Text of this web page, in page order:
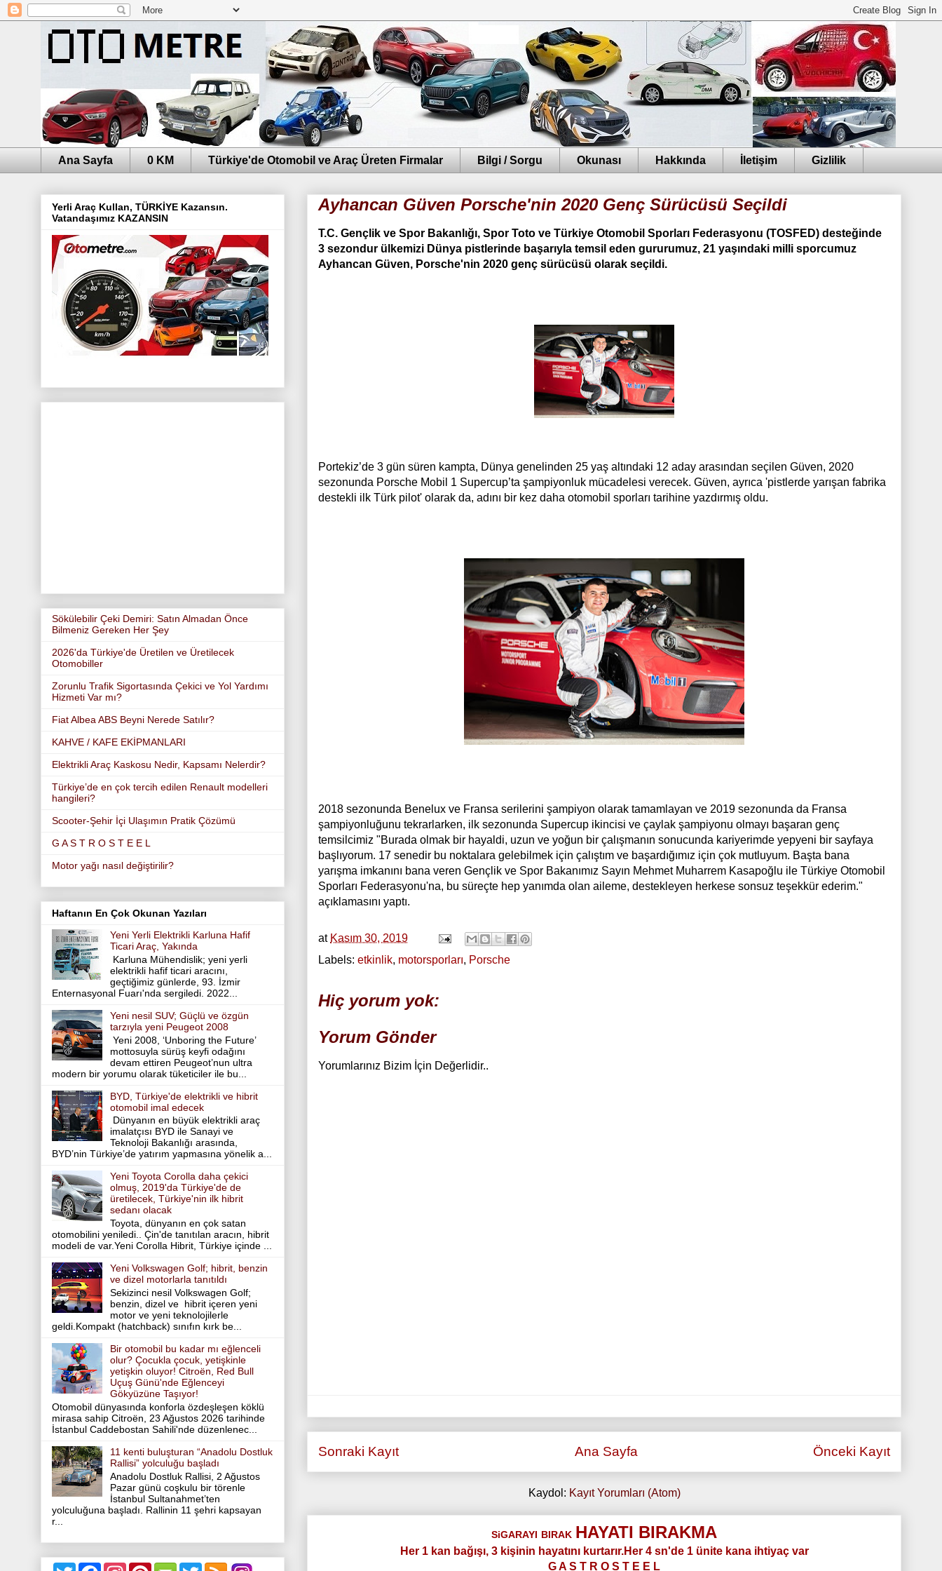
Ana Sayfa 0 KM Türkiye'de Otomobil ve Araç Üreten Firmalar Bilgi / Sorgu Okunası Hakkında İletişim Gizlilik
Ayhancan Güven Porsche'nin 2020 Genç Sürücüsü Seçildi
T.C. Gençlik ve Spor Bakanlığı, Spor Toto ve Türkiye Otomobil Sporları Federasyonu (TOSFED) desteğinde
3 sezondur ülkemizi Dünya pistlerinde başarıyla temsil eden gururumuz, 21 yaşındaki milli sporcumuz
Ayhancan Güven, Porsche'nin 2020 genç sürücüsü olarak seçildi.
Portekiz’de 3 gün süren kampta, Dünya genelinden 25 yaş altındaki 12 aday arasından seçilen Güven, 2020
sezonunda Porsche Mobil 1 Supercup’ta şampiyonluk mücadelesi verecek. Güven, ayrıca 'pistlerde yarışan fabrika
destekli ilk Türk pilot' olarak da, adını bir kez daha otomobil sporları tarihine yazdırmış oldu.
2018 sezonunda Benelux ve Fransa serilerini şampiyon olarak tamamlayan ve 2019 sezonunda da Fransa
şampiyonluğunu tekrarlarken, ilk sezonunda Supercup ikincisi ve çaylak şampiyonu olmayı başaran genç
temsilcimiz "Burada olmak bir hayaldi, uzun ve yoğun bir çalışmanın sonucunda kariyerimde yepyeni bir sayfaya
başlıyorum. 17 senedir bu noktalara gelebilmek için çalıştım ve başardığımız için çok mutluyum. Başta bana
yarışma imkanını bana veren Gençlik ve Spor Bakanımız Sayın Mehmet Muharrem Kasapoğlu ile Türkiye Otomobil
Sporları Federasyonu'na, bu süreçte hep yanımda olan aileme, destekleyen herkese sonsuz teşekkür ederim."
açıklamasını yaptı.
at Kasım 30, 2019
Labels: etkinlik, motorsporları, Porsche
Hiç yorum yok:
Yorum Gönder
Yorumlarınız Bizim İçin Değerlidir..
Sonraki Kayıt Önceki Kayıt
Ana Sayfa
Kaydol: Kayıt Yorumları (Atom)
SiGARAYI BIRAK HAYATI BIRAKMA
Her 1 kan bağışı, 3 kişinin hayatını kurtarır.Her 4 sn'de 1 ünite kana ihtiyaç var
G A S T R O S T E E L
Yerli Araç Kullan, TÜRKİYE Kazansın.
Vatandaşımız KAZANSIN
Sökülebilir Çeki Demiri: Satın Almadan Önce
Bilmeniz Gereken Her Şey
2026'da Türkiye'de Üretilen ve Üretilecek
Otomobiller
Zorunlu Trafik Sigortasında Çekici ve Yol Yardımı
Hizmeti Var mı?
Fiat Albea ABS Beyni Nerede Satılır?
KAHVE / KAFE EKİPMANLARI
Elektrikli Araç Kaskosu Nedir, Kapsamı Nelerdir?
Türkiye’de en çok tercih edilen Renault modelleri
hangileri?
Scooter-Şehir İçi Ulaşımın Pratik Çözümü
G A S T R O S T E E L
Motor yağı nasıl değiştirilir?
Haftanın En Çok Okunan Yazıları
Yeni Yerli Elektrikli Karluna Hafif
Ticari Araç, Yakında
Karluna Mühendislik; yeni yerli
elektrikli hafif ticari aracını,
geçtiğimiz günlerde, 93. İzmir
Enternasyonal Fuarı'nda sergiledi. 2022...
Yeni nesil SUV; Güçlü ve özgün
tarzıyla yeni Peugeot 2008
Yeni 2008, ‘Unboring the Future’
mottosuyla sürüş keyfi odağını
devam ettiren Peugeot’nun ultra
modern bir yorumu olarak tüketiciler ile bu...
BYD, Türkiye'de elektrikli ve hibrit
otomobil imal edecek
Dünyanın en büyük elektrikli araç
imalatçısı BYD ile Sanayi ve
Teknoloji Bakanlığı arasında,
BYD’nin Türkiye’de yatırım yapmasına yönelik a...
Yeni Toyota Corolla daha çekici
olmuş, 2019'da Türkiye'de de
üretilecek, Türkiye'nin ilk hibrit
sedanı olacak
Toyota, dünyanın en çok satan
otomobilini yeniledi.. Çin'de tanıtılan aracın, hibrit
modeli de var.Yeni Corolla Hibrit, Türkiye içinde ...
Yeni Volkswagen Golf; hibrit, benzin
ve dizel motorlarla tanıtıldı
Sekizinci nesil Volkswagen Golf;
benzin, dizel ve hibrit içeren yeni
motor ve yeni teknolojilerle
geldi.Kompakt (hatchback) sınıfın kırk be...
Bir otomobil bu kadar mı eğlenceli
olur? Çocukla çocuk, yetişkinle
yetişkin oluyor! Citroën, Red Bull
Uçuş Günü'nde Eğlenceyi
Gökyüzüne Taşıyor!
Otomobil dünyasında konforla özdeşleşen köklü
mirasa sahip Citroën, 23 Ağustos 2026 tarihinde
İstanbul Caddebostan Sahili'nde düzenlenec...
11 kenti buluşturan “Anadolu Dostluk
Rallisi” yolculuğu başladı
Anadolu Dostluk Rallisi, 2 Ağustos
Pazar günü coşkulu bir törenle
İstanbul Sultanahmet’ten
yolculuğuna başladı. Rallinin 11 şehri kapsayan
r...
T
F
P
T